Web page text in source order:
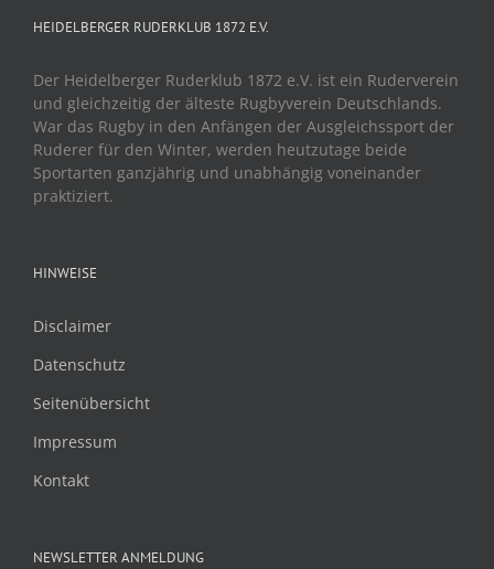
HEIDELBERGER RUDERKLUB 1872 E.V.
Der Heidelberger Ruderklub 1872 e.V. ist ein Ruderverein
und gleichzeitig der älteste Rugbyverein Deutschlands.
War das Rugby in den Anfängen der Ausgleichssport der
Ruderer für den Winter, werden heutzutage beide
Sportarten ganzjährig und unabhängig voneinander
praktiziert.
HINWEISE
Disclaimer
Datenschutz
Seitenübersicht
Impressum
Kontakt
NEWSLETTER ANMELDUNG